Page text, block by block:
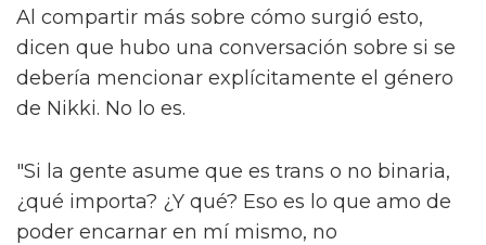
Al compartir más sobre cómo surgió esto,
dicen que hubo una conversación sobre si se
debería mencionar explícitamente el género
de Nikki. No lo es.
"Si la gente asume que es trans o no binaria,
¿qué importa? ¿Y qué? Eso es lo que amo de
poder encarnar en mí mismo, no